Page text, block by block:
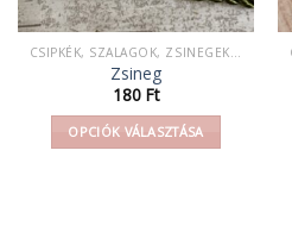
Zsineg
180 Ft
OPCIÓK VÁLASZTÁSA